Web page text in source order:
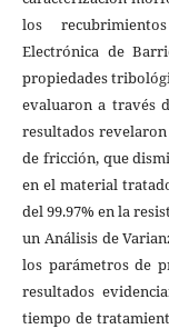
los
Electrónica de
propiedades
evaluaron a través
resultados
de fricción, que
en el material
del 99.97% en la
un Análisis de
los parámetros de
resultados
tiempo de